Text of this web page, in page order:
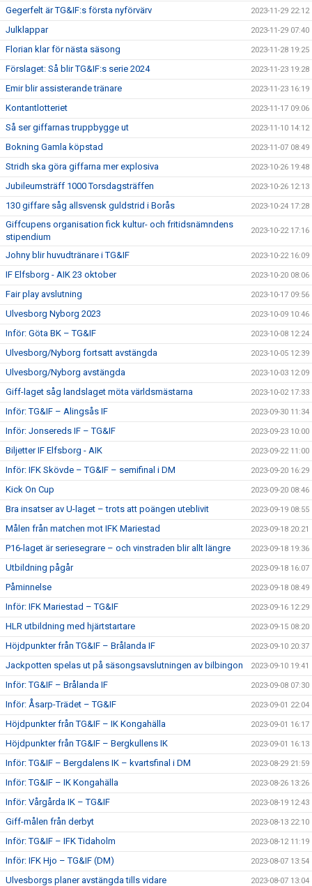
Gegerfelt är TG&IF:s första nyförvärv 2023-11-29 22:12
Julklappar 2023-11-29 07:40
Florian klar för nästa säsong 2023-11-28 19:25
Förslaget: Så blir TG&IF:s serie 2024 2023-11-23 19:28
Emir blir assisterande tränare 2023-11-23 16:19
Kontantlotteriet 2023-11-17 09:06
Så ser giffarnas truppbygge ut 2023-11-10 14:12
Bokning Gamla köpstad 2023-11-07 08:49
Stridh ska göra giffarna mer explosiva 2023-10-26 19:48
Jubileumsträff 1000 Torsdagsträffen 2023-10-26 12:13
130 giffare såg allsvensk guldstrid i Borås 2023-10-24 17:28
Giffcupens organisation fick kultur- och fritidsnämndens
stipendium
2023-10-22 17:16
Johny blir huvudtränare i TG&IF 2023-10-22 16:09
IF Elfsborg - AIK 23 oktober 2023-10-20 08:06
Fair play avslutning 2023-10-17 09:56
Ulvesborg Nyborg 2023 2023-10-09 10:46
Inför: Göta BK – TG&IF 2023-10-08 12:24
Ulvesborg/Nyborg fortsatt avstängda 2023-10-05 12:39
Ulvesborg/Nyborg avstängda 2023-10-03 12:09
Giff-laget såg landslaget möta världsmästarna 2023-10-02 17:33
Inför: TG&IF – Alingsås IF 2023-09-30 11:34
Inför: Jonsereds IF – TG&IF 2023-09-23 10:00
Biljetter IF Elfsborg - AIK 2023-09-22 11:00
Inför: IFK Skövde – TG&IF – semifinal i DM 2023-09-20 16:29
Kick On Cup 2023-09-20 08:46
Bra insatser av U-laget – trots att poängen uteblivit 2023-09-19 08:55
Målen från matchen mot IFK Mariestad 2023-09-18 20:21
P16-laget är seriesegrare – och vinstraden blir allt längre 2023-09-18 19:36
Utbildning pågår 2023-09-18 16:07
Påminnelse 2023-09-18 08:49
Inför: IFK Mariestad – TG&IF 2023-09-16 12:29
HLR utbildning med hjärtstartare 2023-09-15 08:20
Höjdpunkter från TG&IF – Brålanda IF 2023-09-10 20:37
Jackpotten spelas ut på säsongsavslutningen av bilbingon 2023-09-10 19:41
Inför: TG&IF – Brålanda IF 2023-09-08 07:30
Inför: Åsarp-Trädet – TG&IF 2023-09-01 22:04
Höjdpunkter från TG&IF – IK Kongahälla 2023-09-01 16:17
Höjdpunkter från TG&IF – Bergkullens IK 2023-09-01 16:13
Inför: TG&IF – Bergdalens IK – kvartsfinal i DM 2023-08-29 21:59
Inför: TG&IF – IK Kongahälla 2023-08-26 13:26
Inför: Vårgårda IK – TG&IF 2023-08-19 12:43
Giff-målen från derbyt 2023-08-13 22:10
Inför: TG&IF – IFK Tidaholm 2023-08-12 11:19
Inför: IFK Hjo – TG&IF (DM) 2023-08-07 13:54
Ulvesborgs planer avstängda tills vidare 2023-08-07 13:04